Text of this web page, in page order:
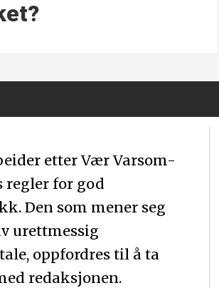
etter Vær Varsom-
regler for god
Den som mener seg
urettmessig
oppfordres til å ta
redaksjonen.